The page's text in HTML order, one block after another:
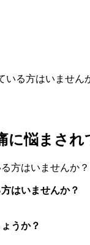
いる方はいません
に悩まさ
はいませんか？
うか？